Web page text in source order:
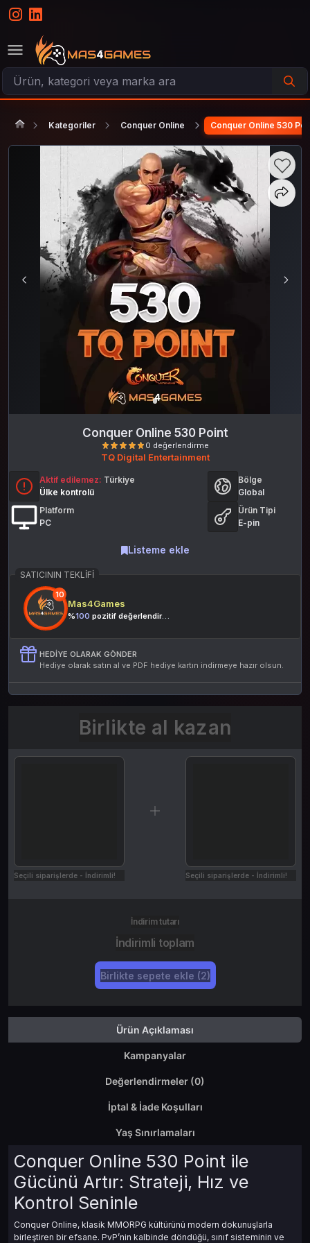
Kategoriler Conquer Online Conquer Online 530
Conquer Online 530 Point
0 değerlendirme
TQ Digital Entertainment
Aktif edilemez: Türkiye
Ülke kontrolü
Bölge
Global
Platform
PC
Ürün Tipi
E-pin
Listeme ekle
SATICININ TEKLIFI
10
Mas4Games
%100 pozitif değerlendirme
HEDIYE OLARAK GÖNDER
Hediye olarak satın al ve PDF hediye kartın indirmeye hazır olsun.
Birlikte al kazan
Seçili siparişlerde - İndirimli! Seçili siparişlerde - İndirimli!
İndirim tutarı
İndirimli toplam
Birlikte sepete ekle (2)
Ürün Açıklaması
Kampanyalar
Değerlendirmeler (0)
İptal & İade Koşulları
Yaş Sınırlamaları
Conquer Online 530 Point ile
Gücünü Artır: Strateji, Hız ve
Kontrol Seninle
Conquer Online, klasik MMORPG kültürünü modern dokunuşlarla
birleştiren bir efsane. PvP’nin kalbinde döndüğü, sınıf sisteminin ve